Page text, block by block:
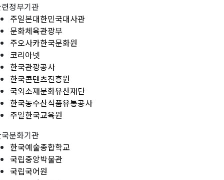
정부기관
주일본대한민국대사관
문화체육관광부
주오사카한국문화원
코리아넷
한국관광공사
한국콘텐츠진흥원
국외소재문화유산재단
한국농수산식품유통공사
주일한국교육원
문화기관
한국예술종합학교
국립중앙박물관
국립국어원